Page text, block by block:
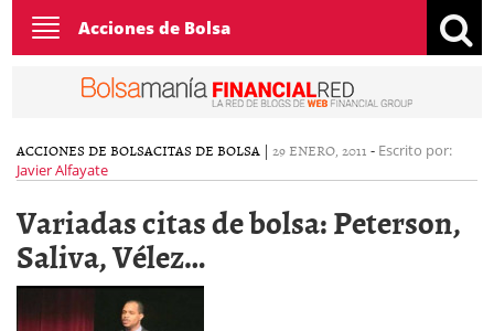
Toggle
navigation
Acciones de Bolsa
ACCIONES DE BOLSACITAS DE BOLSA | 29 ENERO, 2011 - Escrito por:
Javier Alfayate
Variadas citas de bolsa: Peterson,
Saliva, Vélez…